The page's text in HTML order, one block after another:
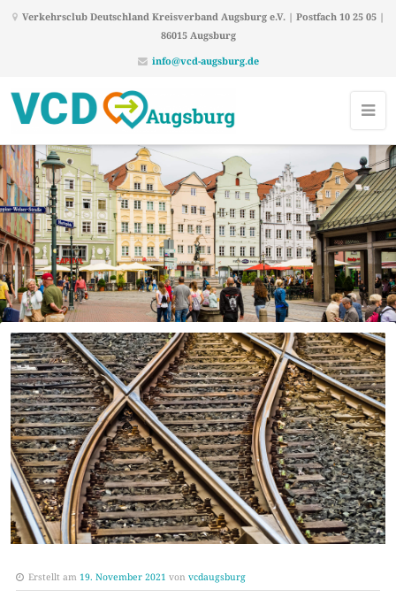
Verkehrsclub Deutschland Kreisverband Augsburg e.V. | Postfach 10 25 05 |
86015 Augsburg
info@vcd-augsburg.de
Erstellt am 19. November 2021 von vcdaugsburg